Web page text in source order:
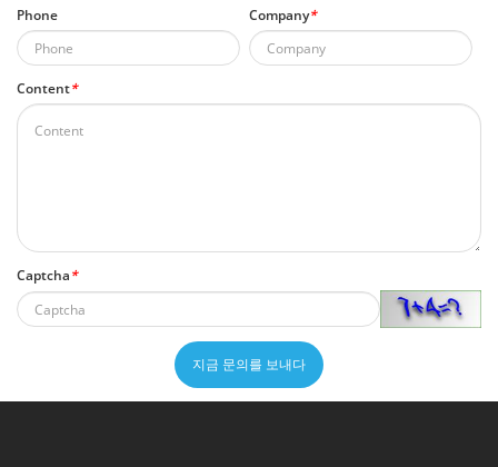
Phone Company*
Content*
Captcha*
지금 문의를 보내다